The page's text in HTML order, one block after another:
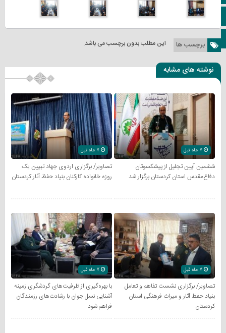
اینستاگرام
کانال تلگرام
برچسب ها این مطلب بدون برچسب می باشد.
نوشته های مشابه
7 ماه قبل
ششمین آیین تجلیل از پیشکسوتان
دفاع‌مقدس استان کردستان برگزار شد
تصاویر/ برگزاری اردوی جهاد تبیین یک
روزه خانواده کارکنان بنیاد حفظ آثار کردستان
7 ماه قبل
تصاویر/ برگزاری نشست تفاهم و تعامل
بنیاد حفظ آثار و میراث فرهنگی استان
کردستان
با بهره‌گیری از ظرفیت‌های گردشگری زمینه
آشنایی نسل جوان با رشادت‌های رزمندگان
فراهم شود